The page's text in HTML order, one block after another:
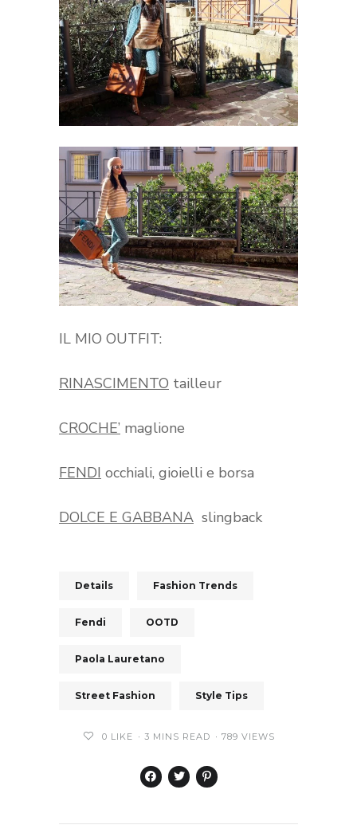
IL MIO OUTFIT:
RINASCIMENTO tailleur
CROCHE’ maglione
FENDI occhiali, gioielli e borsa
DOLCE E GABBANA slingback
Details Fashion Trends
Fendi OOTD
Paola Lauretano
Street Fashion Style Tips
0 LIKE 3 MINS READ 789 VIEWS